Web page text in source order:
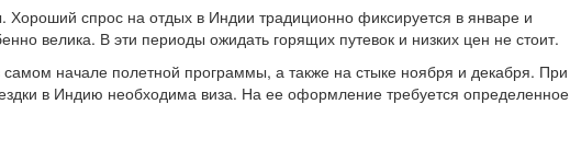
Хороший спрос на отдых в Индии традиционно фиксируется в январе и
велика. В эти периоды ожидать горящих путевок и низких цен не стоит.
начале полетной программы, а также на стыке ноября и декабря. При
в Индию необходима виза. На ее оформление требуется определенное